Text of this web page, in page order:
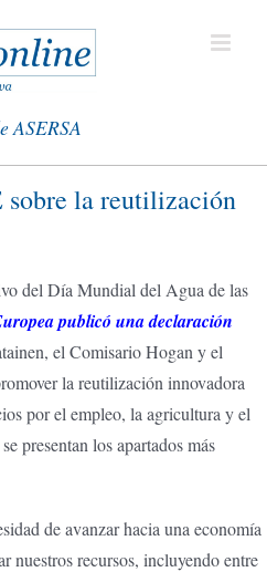
ASERSA
la reutilización
del Día Mundial del Agua de las
publicó una declaración
el Comisario Hogan y el
la reutilización innovadora
por el empleo, la agricultura y el
presentan los apartados más
de avanzar hacia una economía
nuestros recursos, incluyendo entre